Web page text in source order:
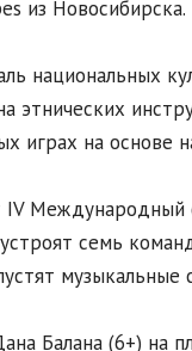
из Новосибирска.
национальных
этнических
играх на основе
Международный
семь
Балана (6+) на